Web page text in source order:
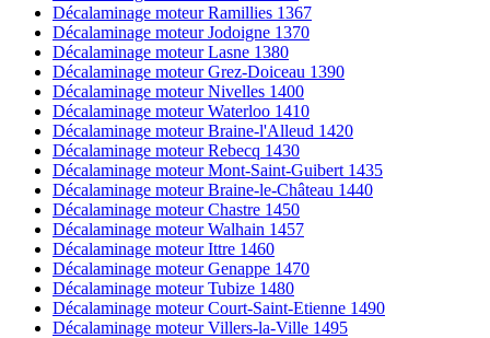
Décalaminage moteur Ramillies 1367
Décalaminage moteur Jodoigne 1370
Décalaminage moteur Lasne 1380
Décalaminage moteur Grez-Doiceau 1390
Décalaminage moteur Nivelles 1400
Décalaminage moteur Waterloo 1410
Décalaminage moteur Braine-l'Alleud 1420
Décalaminage moteur Rebecq 1430
Décalaminage moteur Mont-Saint-Guibert 1435
Décalaminage moteur Braine-le-Château 1440
Décalaminage moteur Chastre 1450
Décalaminage moteur Walhain 1457
Décalaminage moteur Ittre 1460
Décalaminage moteur Genappe 1470
Décalaminage moteur Tubize 1480
Décalaminage moteur Court-Saint-Etienne 1490
Décalaminage moteur Villers-la-Ville 1495